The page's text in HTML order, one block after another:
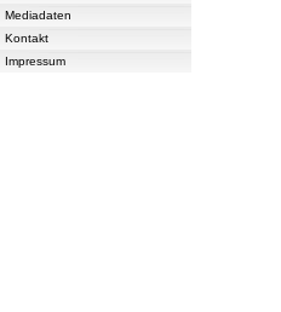
Mediadaten
Kontakt
Impressum